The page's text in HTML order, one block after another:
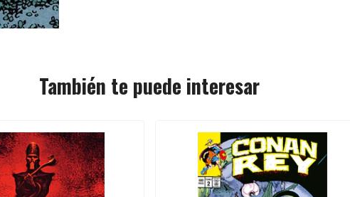
También te puede interesar